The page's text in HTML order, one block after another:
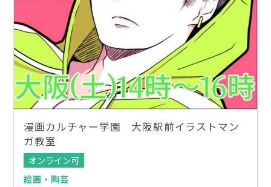
漫画カルチャー学園 大阪駅前イラストマン
ガ教室
オンライン可
絵画・陶芸